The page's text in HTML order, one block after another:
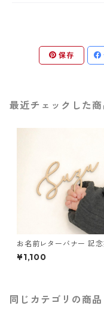
保存
最近チェックした商
お名前レターバナー 記念
お名前オーダー 木製 ニュ
ーン
¥1,100
同じカテゴリの商品